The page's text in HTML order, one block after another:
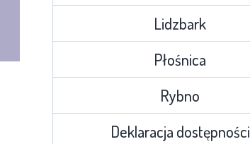
Lidzbark
Płośnica
Rybno
Deklaracja dostępności